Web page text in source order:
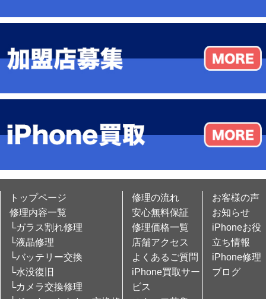
トップページ
修理内容一覧
└ガラス割れ修理
└液晶修理
└バッテリー交換
└水没復旧
└カメラ交換修理
修理の流れ
安心無料保証
修理価格一覧
店舗アクセス
よくあるご質問
iPhone買取サー
ビス
お客様の声
お知らせ
iPhoneお役
立ち情報
iPhone修理
ブログ